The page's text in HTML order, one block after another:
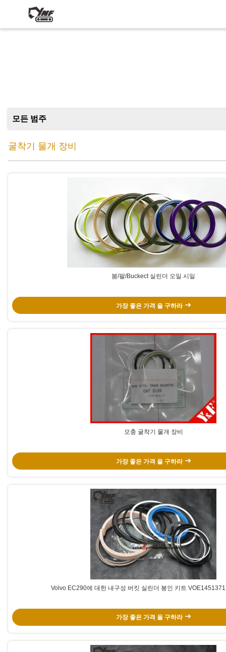
모든 범주
굴착기 물개 장비
붐/팔/Buckect 실린더 오일 시일
가장 좋은 가격 을 구하라
모충 굴착기 물개 장비
가장 좋은 가격 을 구하라
Volvo EC290에 대한 내구성 버킷 실린더 봉인 키트
가장 좋은 가격 을 구하라